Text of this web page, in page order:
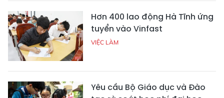
Hơn 400 lao động Hà Tĩnh ứng
tuyển vào Vinfast
VIỆC LÀM
Yêu cầu Bộ Giáo dục và Đào